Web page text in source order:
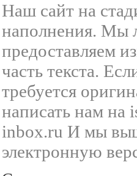
Наш сайт на
наполнения. Мы
предоставляем
часть текста.
требуется
написать нам на
inbox.ru И мы
электронную